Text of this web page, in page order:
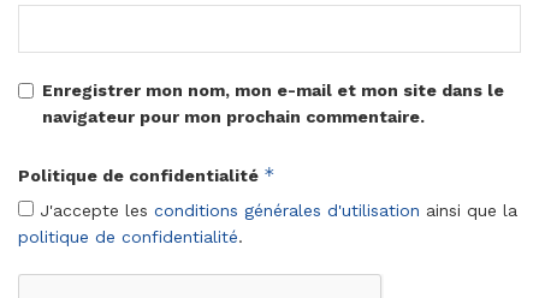
Enregistrer mon nom, mon e-mail et mon site dans le
navigateur pour mon prochain commentaire.
Politique de confidentialité *
J'accepte les conditions générales d'utilisation ainsi que la
politique de confidentialité.